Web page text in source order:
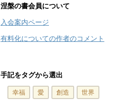
涅槃の書会員について
入会案内ページ
有料化についての作者のコメント
手記をタグから選出
幸福 愛 創造
世界